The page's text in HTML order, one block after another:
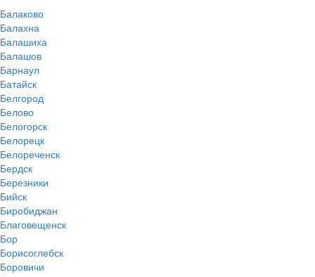
Балаково
Балахна
Балашиха
Балашов
Барнаул
Батайск
Белгород
Белово
Белогорск
Белорецк
Белореченск
Бердск
Березники
Бийск
Биробиджан
Благовещенск
Бор
Борисоглебск
Боровичи